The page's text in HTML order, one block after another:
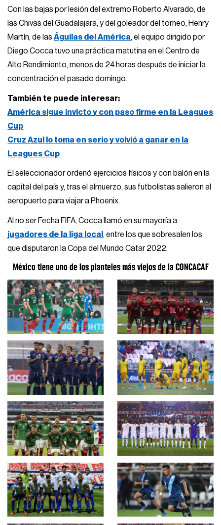
Con las bajas por lesión del extremo Roberto Alvarado, de
las Chivas del Guadalajara, y del goleador del torneo, Henry
Martín, de lasÁguilas del América, el equipo dirigido por
Diego Cocca tuvo una práctica matutina en el Centro de
Alto Rendimiento, menos de 24 horas después de iniciar la
concentración el pasado domingo.
También te puede interesar:
América sigue invicto y con paso firme en la Leagues
Cup
Cruz Azul lo toma en serio y volvió a ganar en la
Leagues Cup
El seleccionador ordenó ejercicios físicos y con balón en la
capital del país y, tras el almuerzo, sus futbolistas salieron al
aeropuerto para viajar a Phoenix.
Al no ser Fecha FIFA, Cocca llamó en su mayoría a
jugadores de la liga local , entre los que sobresalen los
que disputaron la Copa del Mundo Catar 2022.
México tiene uno de los planteles más viejos de la CONCACAF